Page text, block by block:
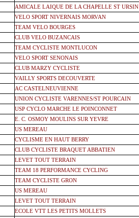
AMICALE LAIQUE DE LA CHAPELLE ST URSIN
VELO SPORT NIVERNAIS MORVAN
TEAM VELO BOURGES
CLUB VELO BUZANCAIS
TEAM CYCLISTE MONTLUCON
VELO SPORT SENONAIS
CLUB MARZY CYCLISTE
VAILLY SPORTS DECOUVERTE
AC CASTELNEUVIENNE
UNION CYCLISTE VARENNES/ST POURCAIN
USP CYCLO MARCHE LE POINCONNET
E. C. OSMOY MOULINS SUR YEVRE
US MEREAU
CYCLISME EN HAUT BERRY
CLUB CYCLISTE BRAQUET ABBATIEN
LEVET TOUT TERRAIN
TEAM 18 PERFORMANCE CYCLING
TEAM CYCLISTE GRON
US MEREAU
LEVET TOUT TERRAIN
ECOLE VTT LES PETITS MOLLETS